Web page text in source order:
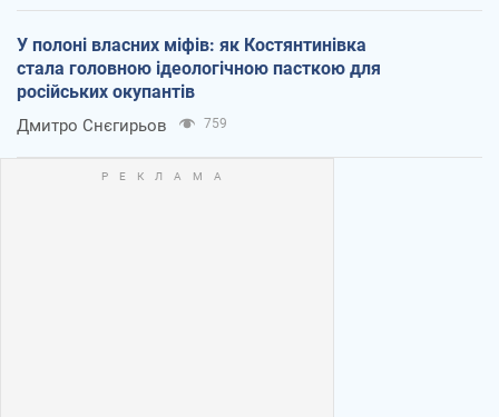
У полоні власних міфів: як Костянтинівка
стала головною ідеологічною пасткою для
російських окупантів
Дмитро Снєгирьов 759